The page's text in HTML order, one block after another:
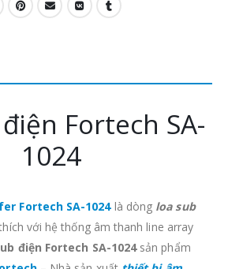
Fortech SA-
1024
FortechSA-1024là dòng loa sub
với hệ thống âm thanh line array
điện Fortech SA-1024sản phẩm